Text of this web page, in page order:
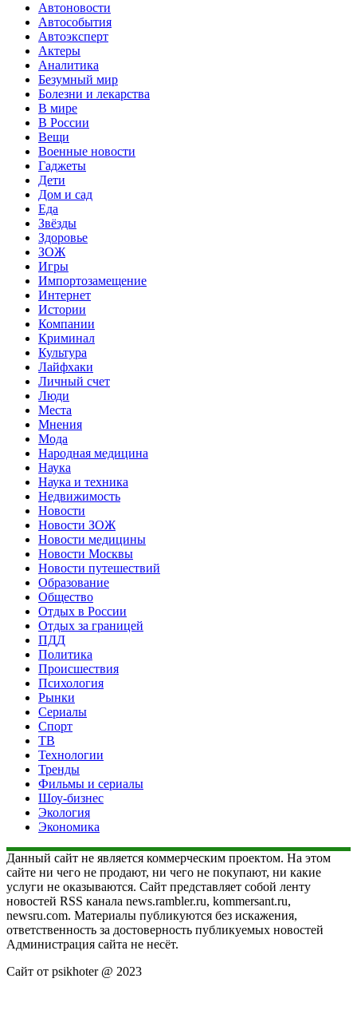
Автоновости
Автособытия
Автоэксперт
Актеры
Аналитика
Безумный мир
Болезни и лекарства
В мире
В России
Вещи
Военные новости
Гаджеты
Дети
Дом и сад
Еда
Звёзды
Здоровье
ЗОЖ
Игры
Импортозамещение
Интернет
Истории
Компании
Криминал
Культура
Лайфхаки
Личный счет
Люди
Места
Мнения
Мода
Народная медицина
Наука
Наука и техника
Недвижимость
Новости
Новости ЗОЖ
Новости медицины
Новости Москвы
Новости путешествий
Образование
Общество
Отдых в России
Отдых за границей
ПДД
Политика
Происшествия
Психология
Рынки
Сериалы
Спорт
ТВ
Технологии
Тренды
Фильмы и сериалы
Шоу-бизнес
Экология
Экономика
Данный сайт не является коммерческим проектом. На этом
сайте ни чего не продают, ни чего не покупают, ни какие
услуги не оказываются. Сайт представляет собой ленту
новостей RSS канала news.rambler.ru, kommersant.ru,
newsru.com. Материалы публикуются без искажения,
ответственность за достоверность публикуемых новостей
Администрация сайта не несёт.
Сайт от psikhoter @ 2023